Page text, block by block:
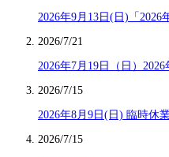
2026年9月13日(日)「
2026/7/21
2026年7月19日（日）
2026/7/15
2026年8月9日(日) 臨時休
2026/7/15